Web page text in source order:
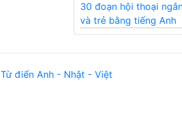
30 đoạn hội thoại
và trẻ bằng tiếng Anh
Từ điển Anh - Nhật - Việt